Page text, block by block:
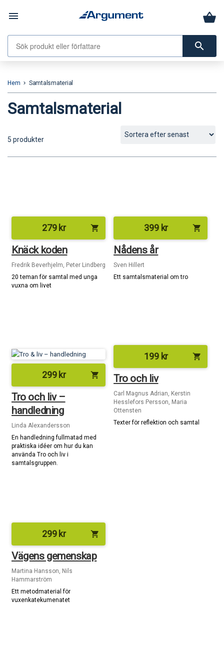
menu
search
Hem keyboard_arrow_right Samtalsmaterial
Samtalsmaterial
5 produkter
279kr shopping_cart
Knäck koden
Fredrik Beverhjelm, Peter Lindberg
20 teman för samtal med unga
vuxna om livet
399 kr shopping_cart
Nådens år
Sven Hillert
Ett samtalsmaterial om tro
299kr shopping_cart
Tro och liv –
handledning
Linda Alexandersson
En handledning fullmatad med
praktiska idéer om hur du kan
använda Tro och liv i
samtalsgruppen.
199 kr shopping_cart
Tro och liv
Carl Magnus Adrian, Kerstin
Hesslefors Persson, Maria
Ottensten
Texter för reflektion och samtal
299kr shopping_cart
Vägens gemenskap
Martina Hansson, Nils
Hammarström
Ett metodmaterial för
vuxenkatekumenatet